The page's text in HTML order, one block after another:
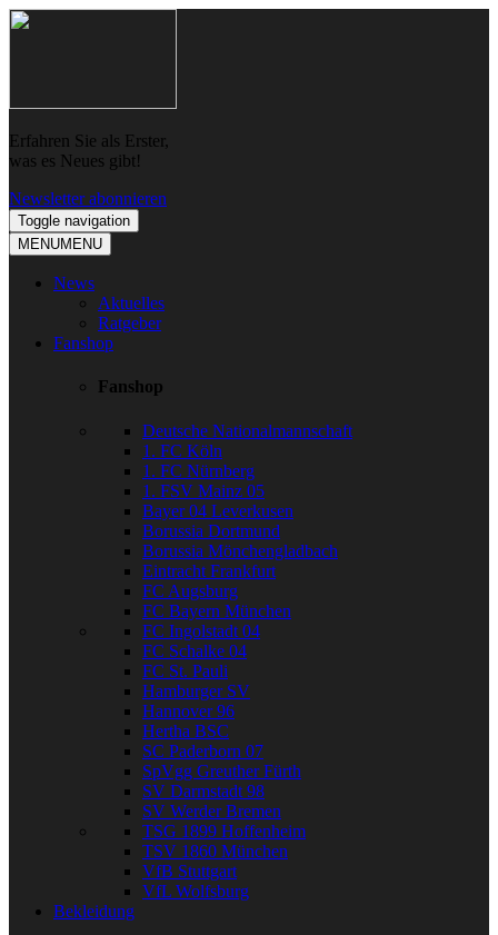
Skip
Skip
Erfahren Sie als Erster,
was es Neues gibt!
Newsletter abonnieren
Toggle navigation
MENUMENU
News
Aktuelles
Ratgeber
Fanshop
Fanshop
Deutsche Nationalmannschaft
1. FC Köln
1. FC Nürnberg
1. FSV Mainz 05
Bayer 04 Leverkusen
Borussia Dortmund
Borussia Mönchengladbach
Eintracht Frankfurt
FC Augsburg
FC Bayern München
FC Ingolstadt 04
FC Schalke 04
FC St. Pauli
Hamburger SV
Hannover 96
Hertha BSC
SC Paderborn 07
SpVgg Greuther Fürth
SV Darmstadt 98
SV Werder Bremen
TSG 1899 Hoffenheim
TSV 1860 München
VfB Stuttgart
VfL Wolfsburg
Bekleidung